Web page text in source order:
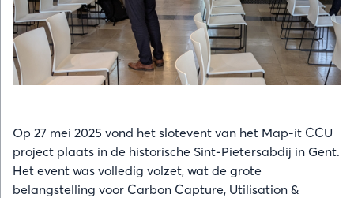
Op 27 mei 2025 vond het slotevent van het Map-it CCU
project plaats in de historische Sint-Pietersabdij in Gent.
Het event was volledig volzet, wat de grote
belangstelling voor Carbon Capture, Utilisation &